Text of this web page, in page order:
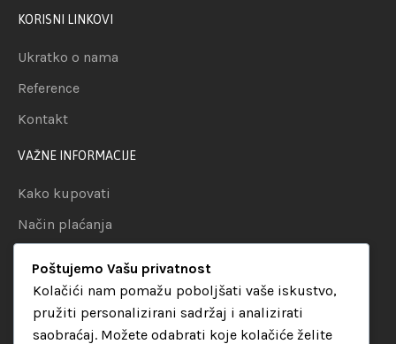
KORISNI LINKOVI
Ukratko o nama
Reference
Kontakt
VAŽNE INFORMACIJE
Kako kupovati
Način plaćanja
Politika privatnosti
KATEGORIJE
Poštujemo Vašu privatnost
Kolačići nam pomažu poboljšati vaše iskustvo,
pružiti personalizirani sadržaj i analizirati
saobraćaj. Možete odabrati koje kolačiće želite